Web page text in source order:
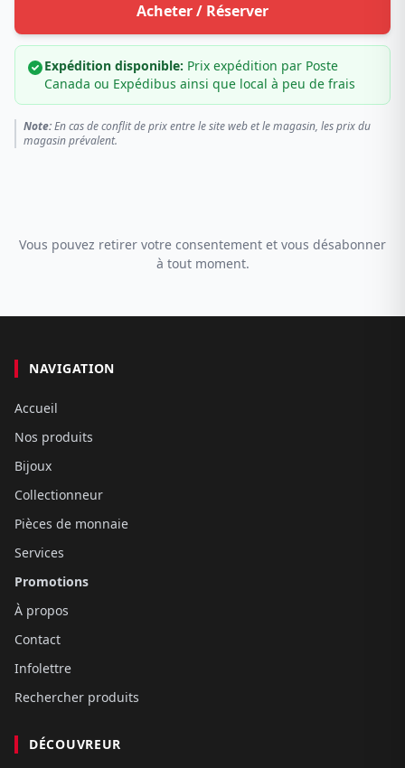
Acheter / Réserver
Expédition disponible: Prix expédition par Poste
Canada ou Expédibus ainsi que local à peu de frais
Note:En cas de conflit de prix entre le site web et le magasin, les prix du
magasin prévalent.
Vous pouvez retirer votre consentement et vous désabonner
à tout moment.
NAVIGATION
Accueil
Nos produits
Bijoux
Collectionneur
Pièces de monnaie
Services
Promotions
À propos
Contact
Infolettre
Rechercher produits
DÉCOUVREUR